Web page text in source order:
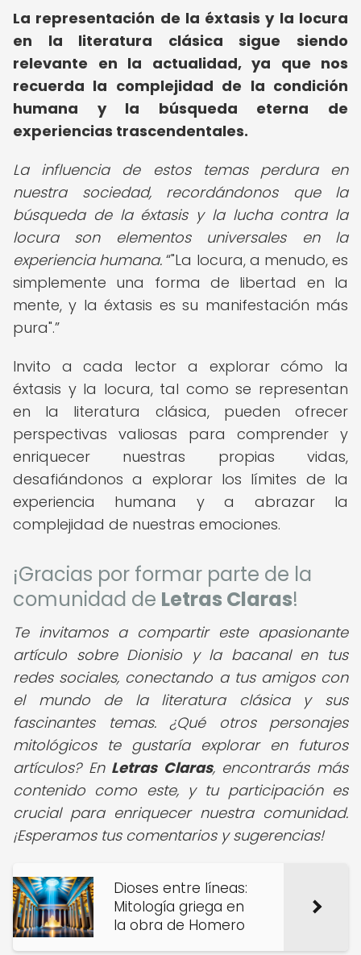
La representación de la éxtasis y la locura
en la literatura clásica sigue siendo
relevante en la actualidad, ya que nos
recuerda la complejidad de la condición
humana y la búsqueda eterna de
experiencias trascendentales.
La influencia de estos temas perdura en
nuestra sociedad, recordándonos que la
búsqueda de la éxtasis y la lucha contra la
locura son elementos universales en la
experiencia humana. "La locura, a menudo, es
simplemente una forma de libertad en la
mente, y la éxtasis es su manifestación más
pura".
Invito a cada lector a explorar cómo la
éxtasis y la locura, tal como se representan
en la literatura clásica, pueden ofrecer
perspectivas valiosas para comprender y
enriquecer nuestras propias vidas,
desafiándonos a explorar los límites de la
experiencia humana y a abrazar la
complejidad de nuestras emociones.
¡Gracias por formar parte de la
comunidad de Letras Claras!
Te invitamos a compartir este apasionante
artículo sobre Dionisio y la bacanal en tus
redes sociales, conectando a tus amigos con
el mundo de la literatura clásica y sus
fascinantes temas. ¿Qué otros personajes
mitológicos te gustaría explorar en futuros
artículos?En Letras Claras, encontrarás más
contenido como este, y tu participación es
crucial para enriquecer nuestra comunidad.
¡Esperamos tus comentarios y sugerencias!
Dioses entre líneas:
Mitología griega en
la obra de Homero